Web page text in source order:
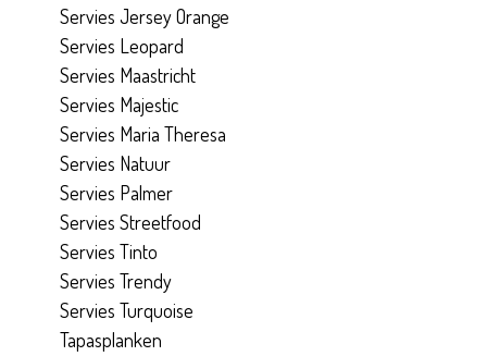
Servies Jersey Orange
Servies Leopard
Servies Maastricht
Servies Majestic
Servies Maria Theresa
Servies Natuur
Servies Palmer
Servies Streetfood
Servies Tinto
Servies Trendy
Servies Turquoise
Tapasplanken